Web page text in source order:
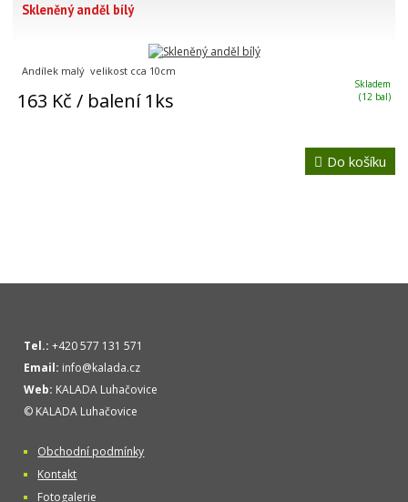
Skleněný anděl bílý
Andílek malý velikost cca 10cm
163 Kč / balení 1ks
Skladem
(12 bal)
Do košíku
Tel.: +420 577 131 571
Email: info@kalada.cz
Web: KALADA Luhačovice
© KALADA Luhačovice
Obchodní podmínky
Kontakt
Fotogalerie